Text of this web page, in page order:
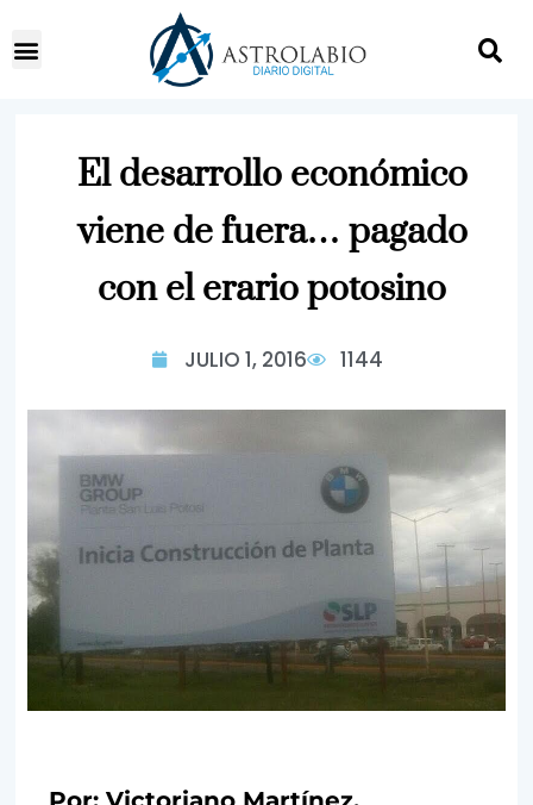
El desarrollo económico
viene de fuera… pagado
con el erario potosino
JULIO 1, 2016 1144